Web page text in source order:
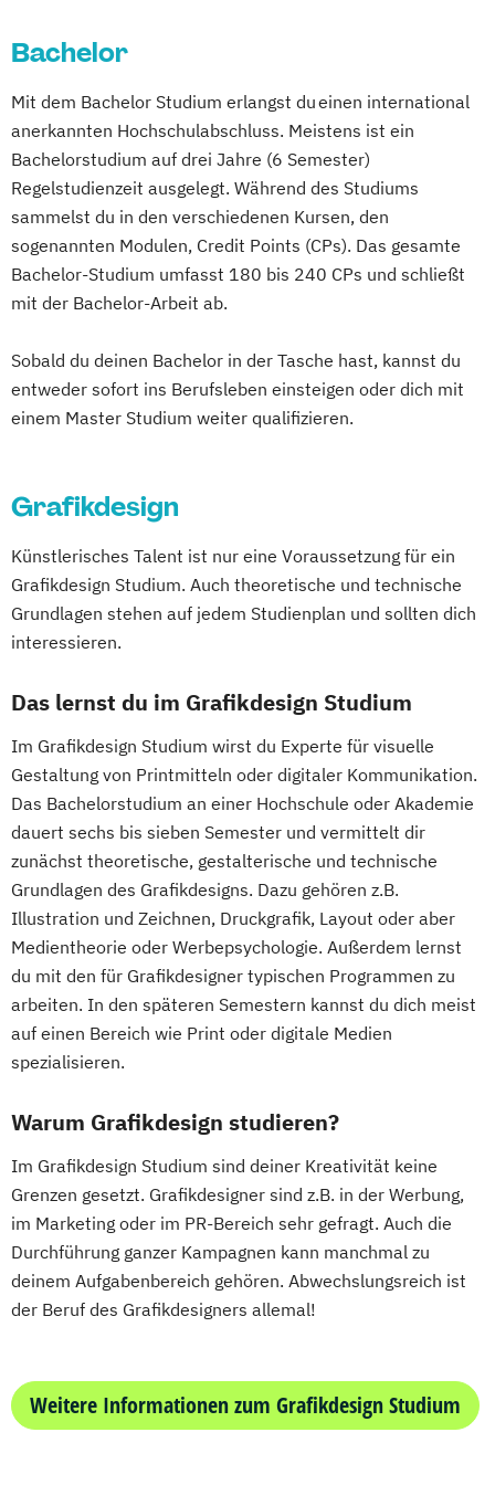
Bachelor
Mit dem Bachelor Studium erlangst du einen international
anerkannten Hochschulabschluss. Meistens ist ein
Bachelorstudium auf drei Jahre (6 Semester)
Regelstudienzeit ausgelegt. Während des Studiums
sammelst du in den verschiedenen Kursen, den
sogenannten Modulen, Credit Points (CPs). Das gesamte
Bachelor-Studium umfasst 180 bis 240 CPs und schließt
mit der Bachelor-Arbeit ab.
Sobald du deinen Bachelor in der Tasche hast, kannst du
entweder sofort ins Berufsleben einsteigen oder dich mit
einem Master Studium weiter qualifizieren.
Grafikdesign
Künstlerisches Talent ist nur eine Voraussetzung für ein
Grafikdesign Studium. Auch theoretische und technische
Grundlagen stehen auf jedem Studienplan und sollten dich
interessieren.
Das lernst du im Grafikdesign Studium
Im Grafikdesign Studium wirst du Experte für visuelle
Gestaltung von Printmitteln oder digitaler Kommunikation.
Das Bachelorstudium an einer Hochschule oder Akademie
dauert sechs bis sieben Semester und vermittelt dir
zunächst theoretische, gestalterische und technische
Grundlagen des Grafikdesigns. Dazu gehören z.B.
Illustration und Zeichnen, Druckgrafik, Layout oder aber
Medientheorie oder Werbepsychologie. Außerdem lernst
du mit den für Grafikdesigner typischen Programmen zu
arbeiten. In den späteren Semestern kannst du dich meist
auf einen Bereich wie Print oder digitale Medien
spezialisieren.
Warum Grafikdesign studieren?
Im Grafikdesign Studium sind deiner Kreativität keine
Grenzen gesetzt. Grafikdesigner sind z.B. in der Werbung,
im Marketing oder im PR-Bereich sehr gefragt. Auch die
Durchführung ganzer Kampagnen kann manchmal zu
deinem Aufgabenbereich gehören. Abwechslungsreich ist
der Beruf des Grafikdesigners allemal!
Weitere Informationen zum Grafikdesign Studium